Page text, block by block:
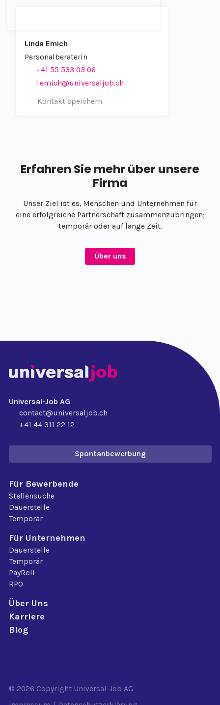
Linda Emich
Personalberaterin
+41 55 533 03 06
l.emich@universaljob.ch
Kontakt speichern
Erfahren Sie mehr über unsere
Firma
Unser Ziel ist es, Menschen und Unternehmen für
eine erfolgreiche Partnerschaft zusammenzubringen;
temporär oder auf lange Zeit.​
Über uns
Universal-Job AG
contact@universaljob.ch
+41 44 311 22 12
Spontanbewerbung
Für Bewerbende
Stellensuche
Dauerstelle
Temporär
Für Unternehmen
Dauerstelle
Temporär
PayRoll
RPO
Über Uns
Karriere
Blog
© 2026 Copyright Universal-Job AG